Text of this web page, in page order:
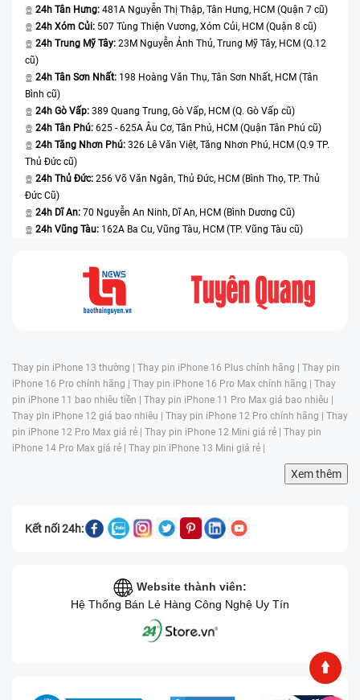
24h Tân Hưng: 481A Nguyễn Thị Thập, Tân Hưng, HCM (Quận 7 cũ)
24h Xóm Củi: 507 Tùng Thiện Vương, Xóm Củi, HCM (Quận 8 cũ)
24h Trung Mỹ Tây: 23M Nguyễn Ảnh Thủ, Trung Mỹ Tây, HCM (Q.12
cũ)
24h Tân Sơn Nhất: 198 Hoàng Văn Thụ, Tân Sơn Nhất, HCM (Tân
Bình cũ)
24h Gò Vấp: 389 Quang Trung, Gò Vấp, HCM (Q. Gò Vấp cũ)
24h Tân Phú: 625 - 625A Âu Cơ, Tân Phú, HCM (Quận Tân Phú cũ)
24h Tăng Nhơn Phú: 326 Lê Văn Việt, Tăng Nhơn Phú, HCM (Q.9 TP.
Thủ Đức cũ)
24h Thủ Đức: 256 Võ Văn Ngân, Thủ Đức, HCM (Bình Thọ, TP. Thủ
Đức Cũ)
24h Dĩ An: 70 Nguyễn An Ninh, Dĩ An, HCM (Bình Dương Cũ)
24h Vũng Tàu: 162A Ba Cu, Vũng Tàu, HCM (TP. Vũng Tàu cũ)
Thay pin iPhone 13 thường | Thay pin iPhone 16 Plus chính hãng | Thay pin
iPhone 16 Pro chính hãng | Thay pin iPhone 16 Pro Max chính hãng | Thay
pin iPhone 11 bao nhiêu tiền | Thay pin iPhone 11 Pro Max giá bao nhiêu |
Thay pin iPhone 12 giá bao nhiêu | Thay pin iPhone 12 Pro chính hãng | Thay
pin iPhone 12 Pro Max giá rẻ | Thay pin iPhone 12 Mini giá rẻ | Thay pin
iPhone 14 Pro Max giá rẻ | Thay pin iPhone 13 Mini giá rẻ |
Xem thêm
Kết nối 24h:
Website thành viên:
Hệ Thống Bán Lẻ Hàng Công Nghệ Uy Tín